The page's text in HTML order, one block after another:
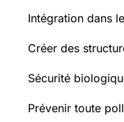
Intégration dans
Créer des
Sécurité
Prévenir toute